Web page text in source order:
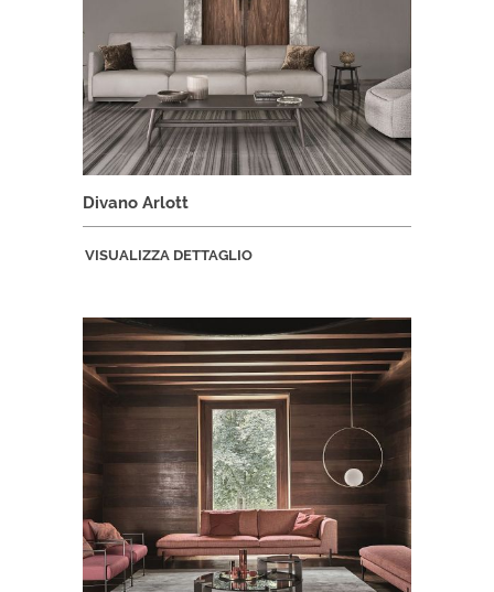
Divano Arlott
VISUALIZZA DETTAGLIO